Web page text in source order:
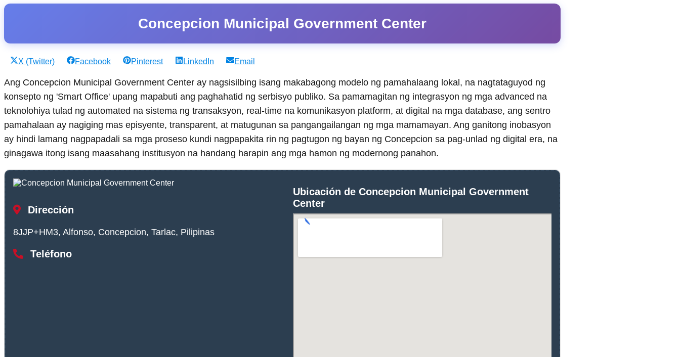
Concepcion Municipal Government Center
Share
X (Twitter)
Share
Facebook
Share
Pinterest
Share
LinkedIn
Share
Email
Ang Concepcion Municipal Government Center ay nagsisilbing isang makabagong modelo ng pamahalaang lokal, na nagtataguyod ng
konsepto ng 'Smart Office' upang mapabuti ang paghahatid ng serbisyo publiko. Sa pamamagitan ng integrasyon ng mga advanced na
teknolohiya tulad ng automated na sistema ng transaksyon, real-time na komunikasyon platform, at digital na mga database, ang sentro
pamahalaan ay nagiging mas episyente, transparent, at matugunan sa pangangailangan ng mga mamamayan. Ang ganitong inobasyon
ay hindi lamang nagpapadali sa mga proseso kundi nagpapakita rin ng pagtugon ng bayan ng Concepcion sa pag-unlad ng digital era, na
ginagawa itong isang maasahang institusyon na handang harapin ang mga hamon ng modernong panahon.
Dirección
8JJP+HM3, Alfonso, Concepcion, Tarlac, Pilipinas
Teléfono
Ubicación de Concepcion Municipal Government
Center